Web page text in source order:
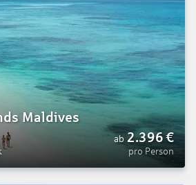
Maldives
ab 2.396€
pro Person